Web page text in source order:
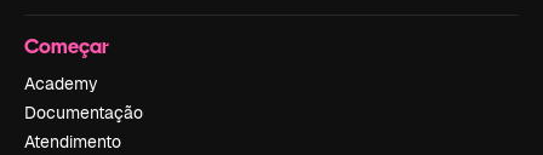
Começar
Academy
Documentação
Atendimento